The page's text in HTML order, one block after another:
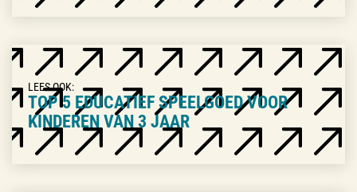
LEES OOK:
TOP 5 EDUCATIEF SPEELGOED VOOR
KINDEREN VAN 3 JAAR